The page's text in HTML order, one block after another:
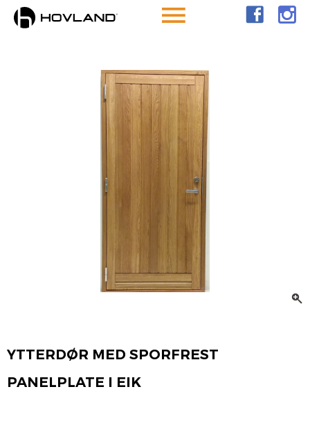
YTTERDØR MED SPORFREST
PANELPLATE I EIK